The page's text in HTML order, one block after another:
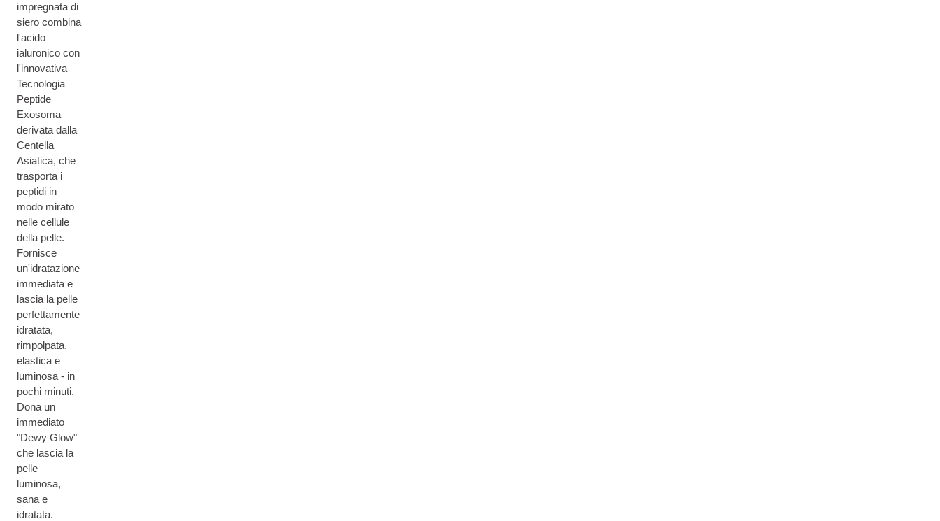
impregnata di
siero combina
l'acido
ialuronico con
l'innovativa
Tecnologia
Peptide
Exosoma
derivata dalla
Centella
Asiatica, che
trasporta i
peptidi in
modo mirato
nelle cellule
della pelle.
Fornisce
un'idratazione
immediata e
lascia la pelle
perfettamente
idratata,
rimpolpata,
elastica e
luminosa - in
pochi minuti.
Dona un
immediato
"Dewy Glow"
che lascia la
pelle
luminosa,
sana e
idratata.